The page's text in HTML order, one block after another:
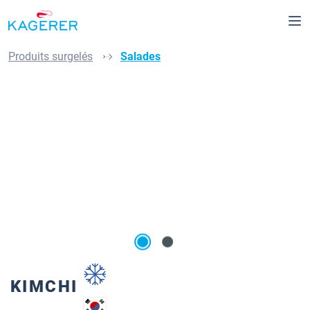
principal
Produits surgelés Salades
KIMCHI